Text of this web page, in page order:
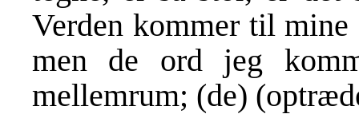
Verden kommer til
men de ord jeg
mellemrum; (de)